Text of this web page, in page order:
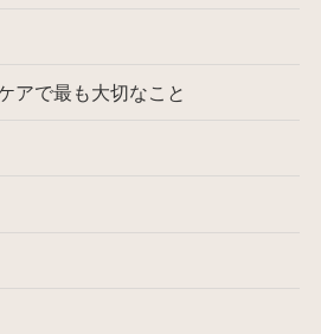
アで最も大切なこと